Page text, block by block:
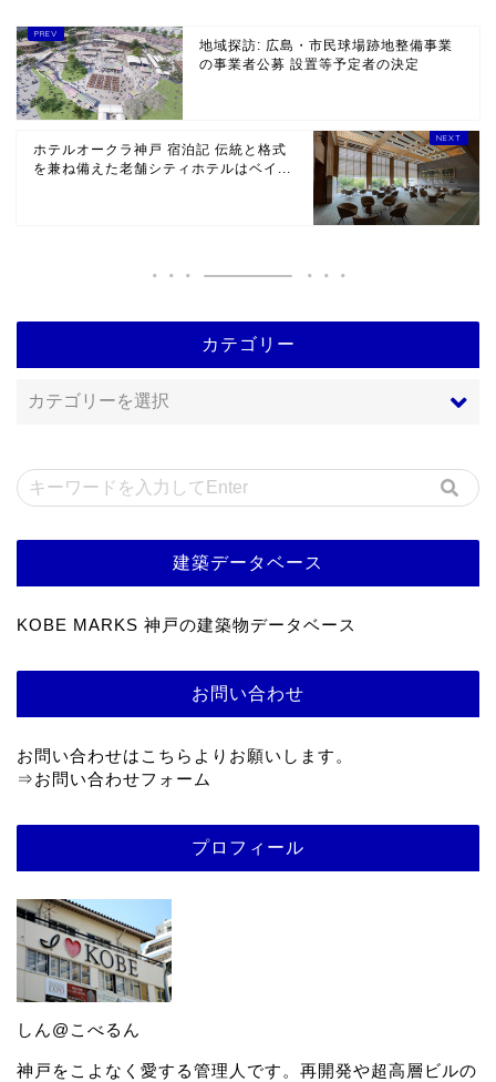
地域探訪: 広島・市民球場跡地整備事業
の事業者公募 設置等予定者の決定
ホテルオークラ神戸 宿泊記 伝統と格式
を兼ね備えた老舗シティホテルはベイ...
カテゴリー
建築データベース
KOBE MARKS 神戸の建築物データベース
お問い合わせ
お問い合わせはこちらよりお願いします。
⇒お問い合わせフォーム
プロフィール
しん@こべるん
神戸をこよなく愛する管理人です。再開発や超高層ビルの